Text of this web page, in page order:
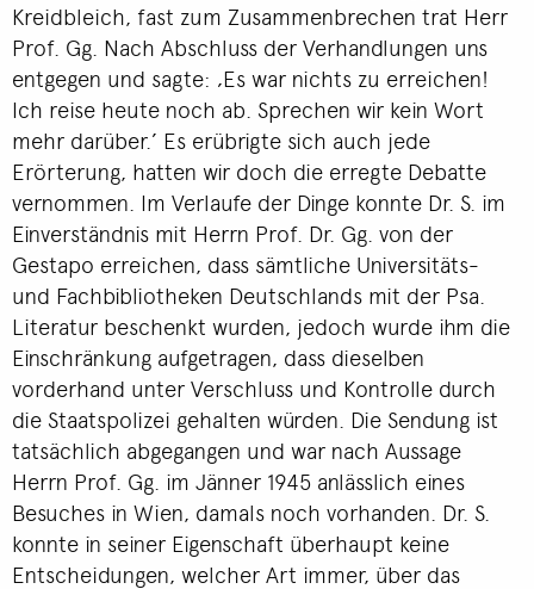
Kreidbleich, fast zum Zusammenbrechen trat Herr
Prof. Gg. Nach Abschluss der Verhandlungen uns
entgegen und sagte: ‚Es war nichts zu erreichen!
Ich reise heute noch ab. Sprechen wir kein Wort
mehr darüber.’ Es erübrigte sich auch jede
Erörterung, hatten wir doch die erregte Debatte
vernommen. Im Verlaufe der Dinge konnte Dr. S. im
Einverständnis mit Herrn Prof. Dr. Gg. von der
Gestapo erreichen, dass sämtliche Universitäts-
und Fachbibliotheken Deutschlands mit der Psa.
Literatur beschenkt wurden, jedoch wurde ihm die
Einschränkung aufgetragen, dass dieselben
vorderhand unter Verschluss und Kontrolle durch
die Staatspolizei gehalten würden. Die Sendung ist
tatsächlich abgegangen und war nach Aussage
Herrn Prof. Gg. im Jänner 1945 anlässlich eines
Besuches in Wien, damals noch vorhanden. Dr. S.
konnte in seiner Eigenschaft überhaupt keine
Entscheidungen, welcher Art immer, über das